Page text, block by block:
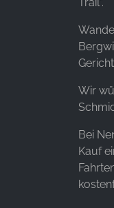
Wir
Bei
Kauf
Facebook
Zweck:
Cookie
Laufzeit:
STATISTIK